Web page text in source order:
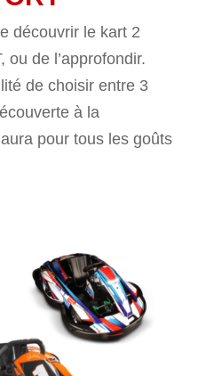
découvrir le kart 2
ou de l’approfondir.
de choisir entre 3
à la
pour tous les goûts